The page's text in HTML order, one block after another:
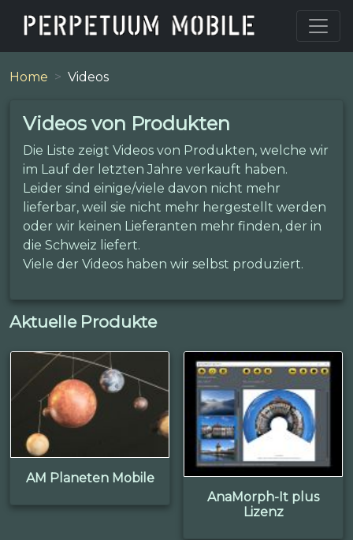
Home Videos
Videos von Produkten
Die Liste zeigt Videos von Produkten, welche wir
im Lauf der letzten Jahre verkauft haben.
Leider sind einige/viele davon nicht mehr
lieferbar, weil sie nicht mehr hergestellt werden
oder wir keinen Lieferanten mehr finden, der in
die Schweiz liefert.
Viele der Videos haben wir selbst produziert.
Aktuelle Produkte
AM Planeten Mobile
AnaMorph-It plus
Lizenz